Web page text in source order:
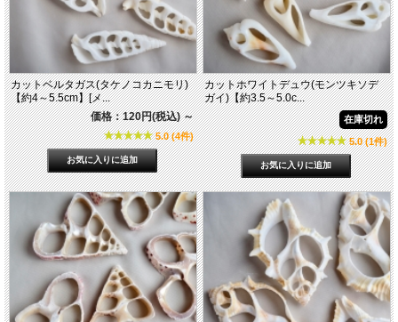
カットベルタガス(タケノコカニモリ)
【約4～5.5cm】[メ...
価格：120円(税込)～
5.0 (4件)
カットホワイトデュウ(モンツキソデ
ガイ)【約3.5～5.0c...
在庫切れ
5.0 (1件)